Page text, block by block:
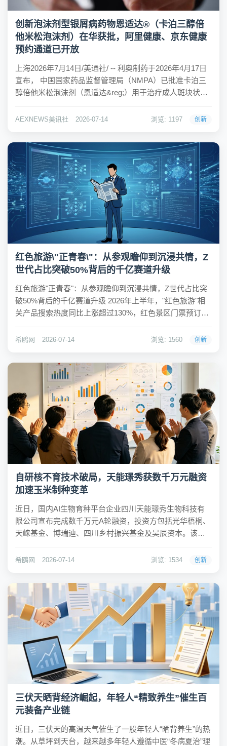
创新泡沫剂型银屑病药物恩适达®（卡泊三醇倍
他米松泡沫剂）在华获批，阿里健康、京东健康
预约通道已开放
上海2026年7月14日/美通社/ -- 利奥制药于2026年4月17日
宣布， 中国国家药品监督管理局（NMPA）已批准卡泊三
醇倍他米松泡沫剂（恩适达&reg;）用于治疗成人斑块状银
一种全新的治疗选择。[1]"我国约有650万银屑病患者，根
AEXNEWS美讯社 2026-07-14 浏览: 1197 创新
红色旅游\"正青春\"：从参观瞻仰到沉浸共情，Z
世代占比突破50%背后的千亿赛道升级
红色旅游"正青春"：从参观瞻仰到沉浸共情，Z世代占比突
破50%背后的千亿赛道升级 2026年上半年，"红色旅游"相
关产品搜索热度同比上涨超过130%，红色景区门票预订热
是同程旅行最新发布的《2026红色旅游消费趋势洞察报
希鸥网 2026-07-14 浏览: 1560 创新
自研核不育技术破局，天能璟秀获数千万元融资
加速玉米制种变革
近日，国内AI生物育种平台企业四川天能璟秀生物科技有
限公司宣布完成数千万元A轮融资，投资方包括光华梧桐、
天崃基金、博瑞迪、四川乡村振兴基金及昊辰资本。该公
发的智能核不育制种技术有望彻底改变传统玉米制种模
希鸥网 2026-07-14 浏览: 1534 创新
三伏天晒背经济崛起，年轻人“精致养生”催生百
元装备产业链
近日，三伏天的高温天气催生了一股年轻人“晒背养生”的热
潮。从草坪到天台，越来越多年轻人遵循中医“冬病夏治”理